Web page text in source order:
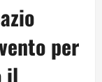
per
il